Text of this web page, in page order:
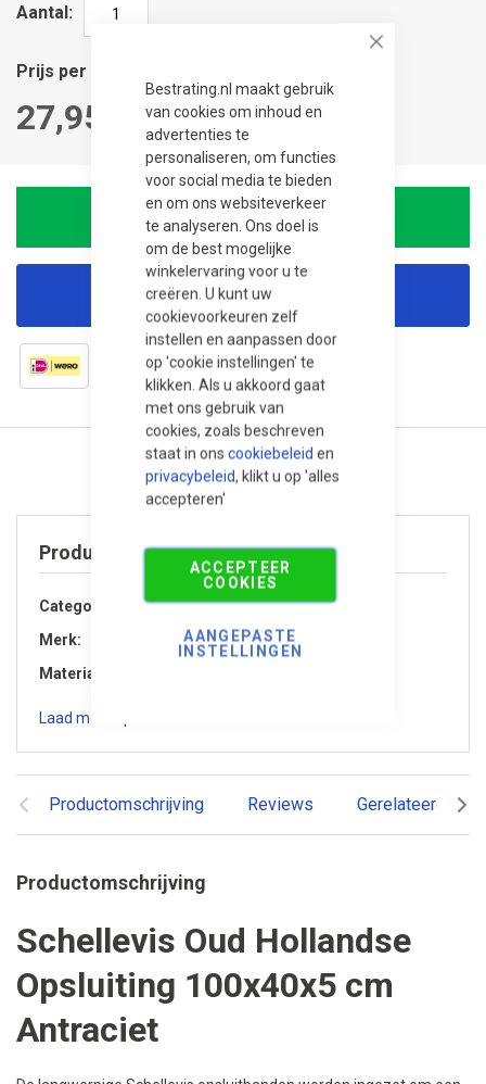
Bestrating.nl maakt gebruik
van cookies om inhoud en
advertenties te
personaliseren, om functies
voor social media te bieden
en om ons websiteverkeer
te analyseren. Ons doel is
om de best mogelijke
winkelervaring voor u te
creëren. U kunt uw
cookievoorkeuren zelf
instellen en aanpassen door
op 'cookie instellingen' te
klikken. Als u akkoord gaat
met ons gebruik van
cookies, zoals beschreven
staat in ons cookiebeleid en
privacybeleid, klikt u op 'alles
accepteren'
ACCEPTEER
COOKIES
AANGEPASTE
INSTELLINGEN
Aantal
Prijs per stuk
27,95
In winkelwagen
Korting aanvragen
Productomschrijving Reviews Gerelateerde
Productomschrijving
Schellevis Oud Hollandse
Opsluiting 100x40x5 cm
Antraciet
Product specificaties
Categorie
Opsluitbanden
Merk
Schellevis
Materiaal
Laad meer specificaties